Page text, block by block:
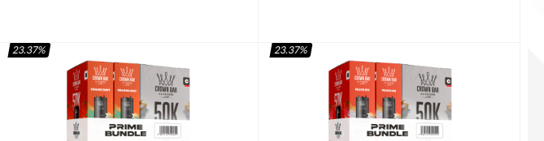
In den Warenkorb In den Warenkorb
23.37% 23.37%